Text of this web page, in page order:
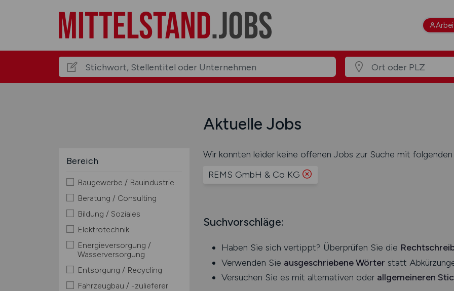
Aktuelle Jobs
Bereich
Baugewerbe / Bauindustrie
Beratung / Consulting
Bildung / Soziales
Elektrotechnik
Energieversorgung /
Wasserversorgung
Entsorgung / Recycling
Fahrzeugbau / -zulieferer
Wir konnten leider keine offenen Jobs zur Suche mit
REMS GmbH & Co KG
Suchvorschläge:
Haben Sie sich vertippt? Überprüfen Sie die
Verwenden Sie ausgeschriebene Wörter statt
Versuchen Sie es mit alternativen oder allgemeineren